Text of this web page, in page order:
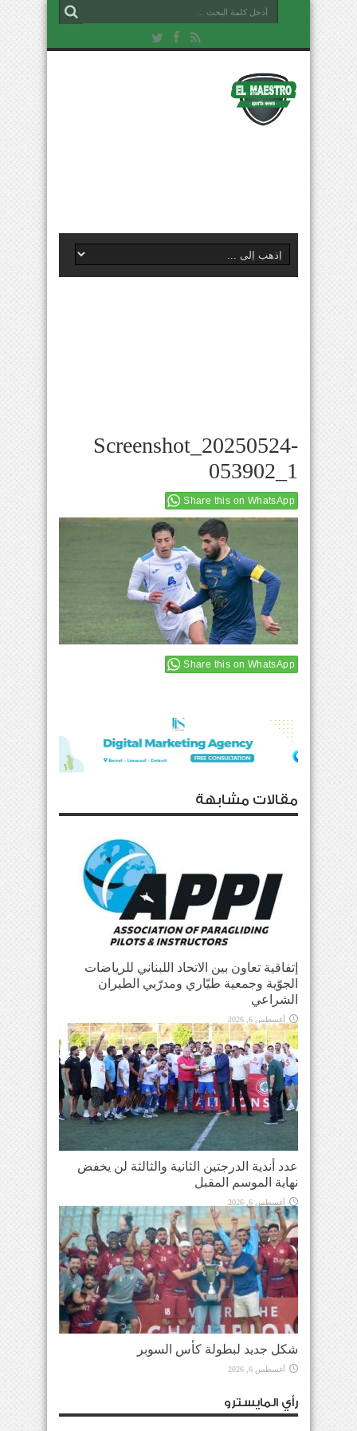
Screenshot_20250524-
053902_1
Share this on WhatsApp
Share this on WhatsApp
مقالات مشابهة
إتفاقية تعاون بين الاتحاد اللبناني للرياضات
الجوّية وجمعية طيّاري ومدرّبي الطيران
الشراعي
أغسطس 6, 2026
عدد أندية الدرجتين الثانية والثالثة لن يخفض
نهاية الموسم المقبل
أغسطس 6, 2026
شكل جديد لبطولة كأس السوبر
أغسطس 6, 2026
رأي المايسترو